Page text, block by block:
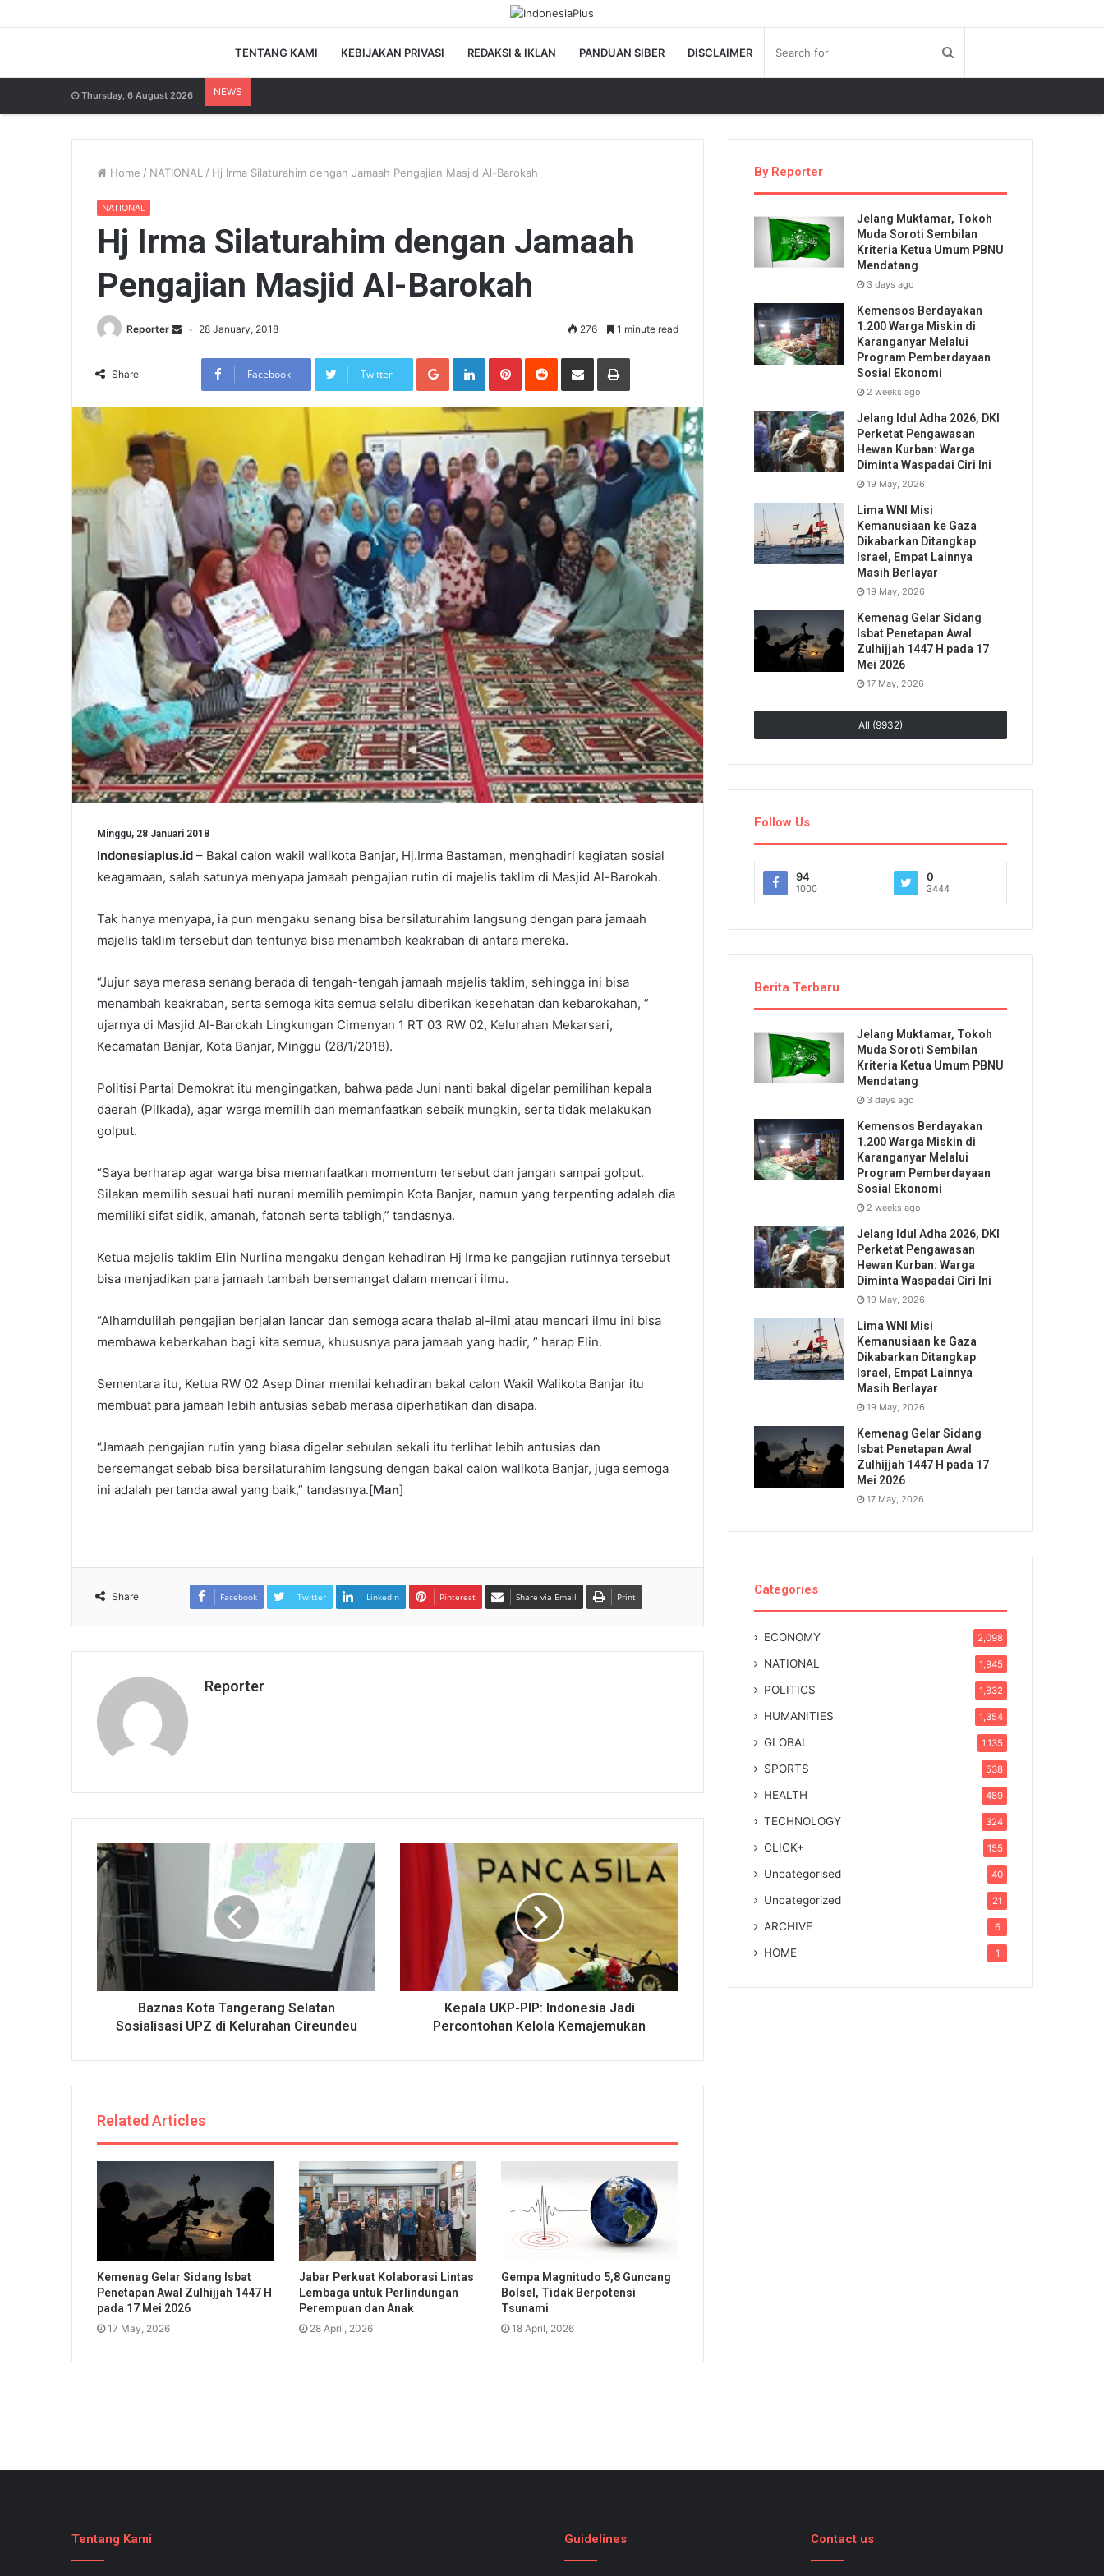
TENTANG KAMI KEBIJAKAN PRIVASI REDAKSI & IKLAN PANDUAN SIBER DISCLAIMER
Thursday, 6 August 2026 NEWS
Home / NATIONAL / Hj Irma Silaturahim dengan Jamaah Pengajian Masjid Al-Barokah
NATIONAL
Hj Irma Silaturahim dengan Jamaah
Pengajian Masjid Al-Barokah
Reporter 28 January, 2018 276 1 minute read
Share Facebook Twitter
Google+LinkedInPinterestReddit Share via Email Print
Minggu, 28 Januari 2018
Indonesiaplus.id – Bakal calon wakil walikota Banjar, Hj.Irma Bastaman, menghadiri kegiatan sosial
keagamaan, salah satunya menyapa jamaah pengajian rutin di majelis taklim di Masjid Al-Barokah.
Tak hanya menyapa, ia pun mengaku senang bisa bersilaturahim langsung dengan para jamaah
majelis taklim tersebut dan tentunya bisa menambah keakraban di antara mereka.
“Jujur saya merasa senang berada di tengah-tengah jamaah majelis taklim, sehingga ini bisa
menambah keakraban, serta semoga kita semua selalu diberikan kesehatan dan kebarokahan, ”
ujarnya di Masjid Al-Barokah Lingkungan Cimenyan 1 RT 03 RW 02, Kelurahan Mekarsari,
Kecamatan Banjar, Kota Banjar, Minggu (28/1/2018).
Politisi Partai Demokrat itu mengingatkan, bahwa pada Juni nanti bakal digelar pemilihan kepala
daerah (Pilkada), agar warga memilih dan memanfaatkan sebaik mungkin, serta tidak melakukan
golput.
“Saya berharap agar warga bisa memanfaatkan momentum tersebut dan jangan sampai golput.
Silakan memilih sesuai hati nurani memilih pemimpin Kota Banjar, namun yang terpenting adalah dia
memiliki sifat sidik, amanah, fatonah serta tabligh,” tandasnya.
Ketua majelis taklim Elin Nurlina mengaku dengan kehadiran Hj Irma ke pangajian rutinnya tersebut
bisa menjadikan para jamaah tambah bersemangat dalam mencari ilmu.
“Alhamdulilah pengajian berjalan lancar dan semoga acara thalab al-ilmi atau mencari ilmu ini bisa
membawa keberkahan bagi kita semua, khususnya para jamaah yang hadir, ” harap Elin.
Sementara itu, Ketua RW 02 Asep Dinar menilai kehadiran bakal calon Wakil Walikota Banjar itu
membuat para jamaah lebih antusias sebab merasa diperhatikan dan disapa.
“Jamaah pengajian rutin yang biasa digelar sebulan sekali itu terlihat lebih antusias dan
bersemangat sebab bisa bersilaturahim langsung dengan bakal calon walikota Banjar, juga semoga
ini adalah pertanda awal yang baik,” tandasnya.[Man]
Share Facebook Twitter LinkedIn Pinterest Share via Email Print
Reporter
Baznas Kota Tangerang Selatan
Sosialisasi UPZ di Kelurahan Cireundeu
Kepala UKP-PIP: Indonesia Jadi
Percontohan Kelola Kemajemukan
Related Articles
Kemenag Gelar Sidang Isbat
Penetapan Awal Zulhijjah 1447 H
pada 17 Mei 2026
17 May, 2026
Jabar Perkuat Kolaborasi Lintas
Lembaga untuk Perlindungan
Perempuan dan Anak
28 April, 2026
Gempa Magnitudo 5,8 Guncang
Bolsel, Tidak Berpotensi
Tsunami
18 April, 2026
By Reporter
Jelang Muktamar, Tokoh
Muda Soroti Sembilan
Kriteria Ketua Umum PBNU
Mendatang
3 days ago
Kemensos Berdayakan
1.200 Warga Miskin di
Karanganyar Melalui
Program Pemberdayaan
Sosial Ekonomi
2 weeks ago
Jelang Idul Adha 2026, DKI
Perketat Pengawasan
Hewan Kurban: Warga
Diminta Waspadai Ciri Ini
19 May, 2026
Lima WNI Misi
Kemanusiaan ke Gaza
Dikabarkan Ditangkap
Israel, Empat Lainnya
Masih Berlayar
19 May, 2026
Kemenag Gelar Sidang
Isbat Penetapan Awal
Zulhijjah 1447 H pada 17
Mei 2026
17 May, 2026
All (9932)
Follow Us
94
1000
0
3444
Berita Terbaru
Jelang Muktamar, Tokoh
Muda Soroti Sembilan
Kriteria Ketua Umum PBNU
Mendatang
3 days ago
Kemensos Berdayakan
1.200 Warga Miskin di
Karanganyar Melalui
Program Pemberdayaan
Sosial Ekonomi
2 weeks ago
Jelang Idul Adha 2026, DKI
Perketat Pengawasan
Hewan Kurban: Warga
Diminta Waspadai Ciri Ini
19 May, 2026
Lima WNI Misi
Kemanusiaan ke Gaza
Dikabarkan Ditangkap
Israel, Empat Lainnya
Masih Berlayar
19 May, 2026
Kemenag Gelar Sidang
Isbat Penetapan Awal
Zulhijjah 1447 H pada 17
Mei 2026
17 May, 2026
Categories
ECONOMY 2,098
NATIONAL 1,945
POLITICS 1,832
HUMANITIES 1,354
GLOBAL 1,135
SPORTS 538
HEALTH 489
TECHNOLOGY 324
CLICK+ 155
Uncategorised 40
Uncategorized 21
ARCHIVE 6
HOME 1
Tentang Kami Guidelines Contact us